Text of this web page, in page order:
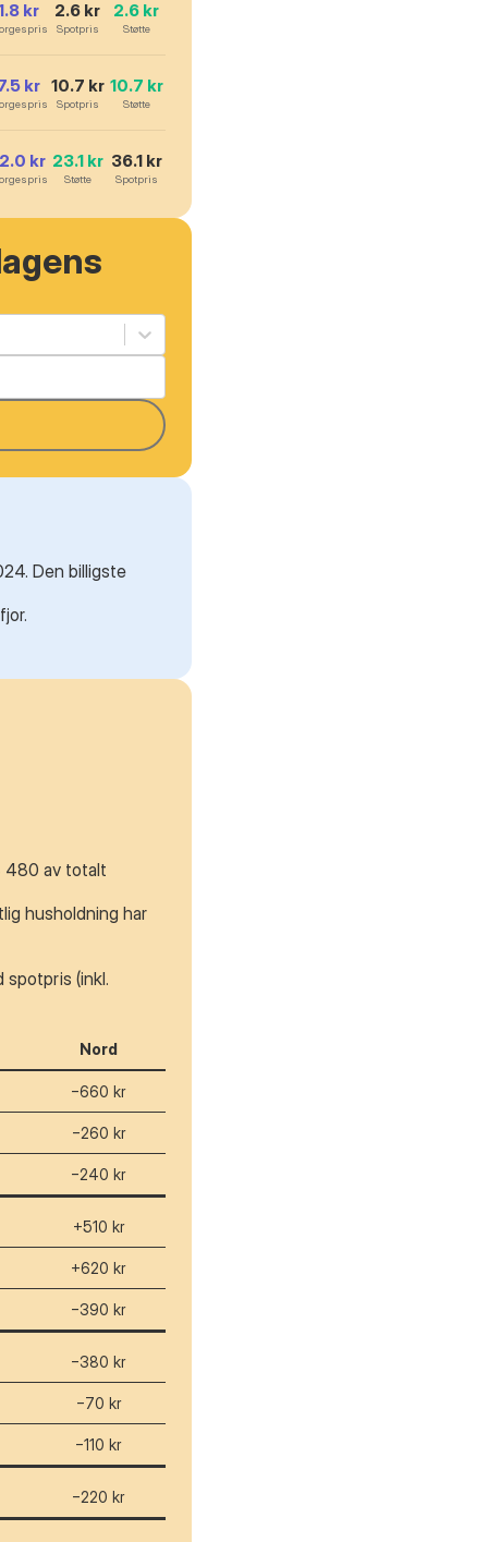
kr 2.6 kr
Spotpris
2.6 kr
Støtte
kr 10.7 kr
Spotpris
10.7 kr
Støtte
kr 23.1kr
Støtte
36.1kr
Spotpris
Den billigste
480 av totalt
husholdning har
spotpris (inkl.
Nord
−660 kr
−260 kr
−240 kr
+510 kr
+620 kr
−390 kr
−380 kr
−70 kr
−110 kr
−220 kr